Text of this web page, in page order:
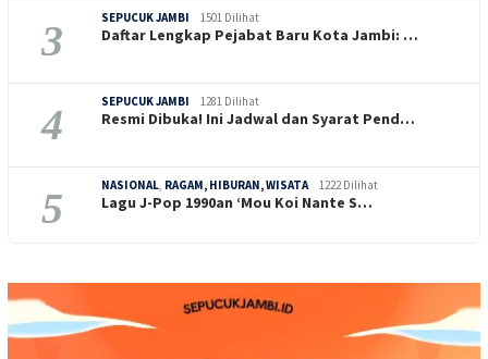
3 SEPUCUK JAMBI 1501 Dilihat
Daftar Lengkap Pejabat Baru Kota Jambi: …
4 SEPUCUK JAMBI 1281 Dilihat
Resmi Dibuka! Ini Jadwal dan Syarat Pend…
5 NASIONAL, RAGAM, HIBURAN, WISATA 1222 Dilihat
Lagu J-Pop 1990an ‘Mou Koi Nante S…